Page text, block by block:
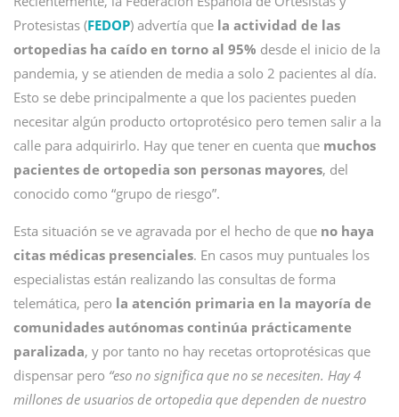
Protesistas (FEDOP) advertía que la actividad de las
ortopedias ha caído en torno al 95% desde el inicio de la
pandemia, y se atienden de media a solo 2 pacientes al día.
Esto se debe principalmente a que los pacientes pueden
necesitar algún producto ortoprotésico pero temen salir a la
calle para adquirirlo. Hay que tener en cuenta que muchos
pacientes de ortopedia son personas mayores, del
conocido como “grupo de riesgo”.
Esta situación se ve agravada por el hecho de que no haya
citas médicas presenciales. En casos muy puntuales los
especialistas están realizando las consultas de forma
telemática, pero la atención primaria en la mayoría de
comunidades autónomas continúa prácticamente
paralizada, y por tanto no hay recetas ortoprotésicas que
dispensar pero “eso no significa que no se necesiten. Hay 4
millones de usuarios de ortopedia que dependen de nuestro